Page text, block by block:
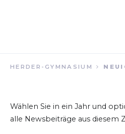
HERDER-GYMNASIUM
Wählen Sie in ein Jahr und
alle Newsbeiträge aus diesem